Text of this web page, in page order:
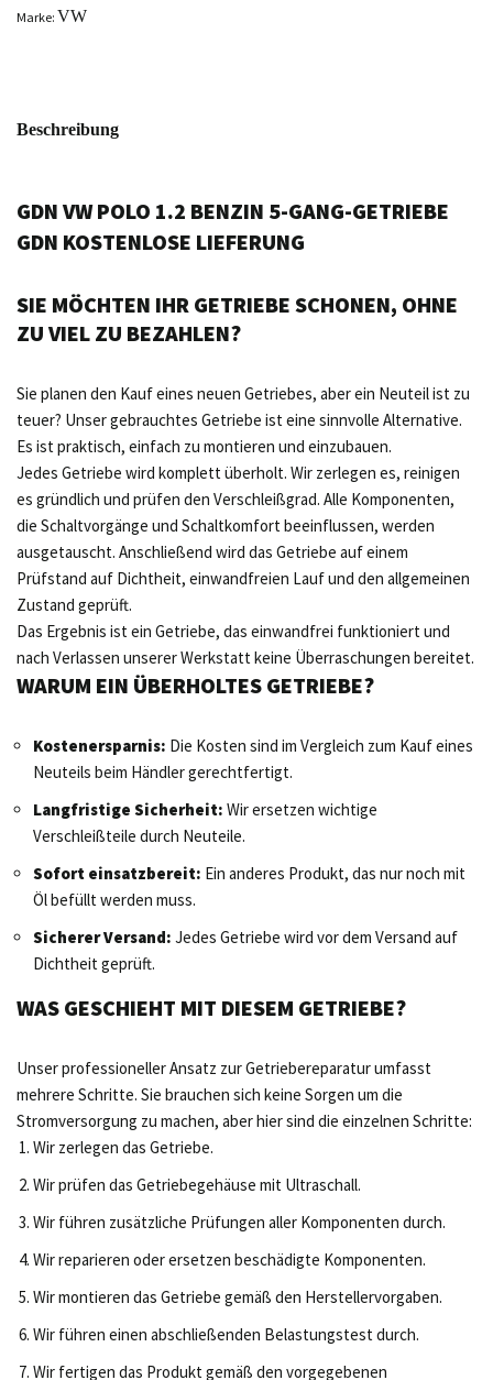
Marke: VW
Beschreibung
GDN VW POLO 1.2 BENZIN 5-GANG-GETRIEBE
GDN KOSTENLOSE LIEFERUNG
SIE MÖCHTEN IHR GETRIEBE SCHONEN, OHNE
ZU VIEL ZU BEZAHLEN?
Sie planen den Kauf eines neuen Getriebes, aber ein Neuteil ist zu
teuer? Unser gebrauchtes Getriebe ist eine sinnvolle Alternative.
Es ist praktisch, einfach zu montieren und einzubauen.
Jedes Getriebe wird komplett überholt. Wir zerlegen es, reinigen
es gründlich und prüfen den Verschleißgrad. Alle Komponenten,
die Schaltvorgänge und Schaltkomfort beeinflussen, werden
ausgetauscht. Anschließend wird das Getriebe auf einem
Prüfstand auf Dichtheit, einwandfreien Lauf und den allgemeinen
Zustand geprüft.
Das Ergebnis ist ein Getriebe, das einwandfrei funktioniert und
nach Verlassen unserer Werkstatt keine Überraschungen bereitet.
WARUM EIN ÜBERHOLTES GETRIEBE?
Kostenersparnis: Die Kosten sind im Vergleich zum Kauf eines
Neuteils beim Händler gerechtfertigt.
Langfristige Sicherheit: Wir ersetzen wichtige
Verschleißteile durch Neuteile.
Sofort einsatzbereit: Ein anderes Produkt, das nur noch mit
Öl befüllt werden muss.
Sicherer Versand: Jedes Getriebe wird vor dem Versand auf
Dichtheit geprüft.
WAS GESCHIEHT MIT DIESEM GETRIEBE?
Unser professioneller Ansatz zur Getriebereparatur umfasst
mehrere Schritte. Sie brauchen sich keine Sorgen um die
Stromversorgung zu machen, aber hier sind die einzelnen Schritte:
Wir zerlegen das Getriebe.
Wir prüfen das Getriebegehäuse mit Ultraschall.
Wir führen zusätzliche Prüfungen aller Komponenten durch.
Wir reparieren oder ersetzen beschädigte Komponenten.
Wir montieren das Getriebe gemäß den Herstellervorgaben.
Wir führen einen abschließenden Belastungstest durch.
Wir fertigen das Produkt gemäß den vorgegebenen